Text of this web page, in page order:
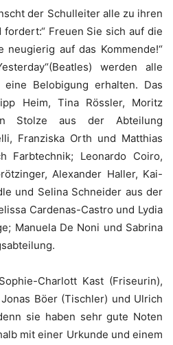
der Schulleiter alle zu ihren
Freuen Sie sich auf die
neugierig auf das Kommende!“
werden alle
Belobigung erhalten. Das
Heim, Tina Rössler, Moritz
Stolze aus der Abteilung
Franziska Orth und Matthias
Farbtechnik; Leonardo Coiro,
Alexander Haller, Kai-
und Selina Schneider aus der
Cardenas-Castro und Lydia
Manuela De Noni und Sabrina
Charlott Kast (Friseurin),
Böer (Tischler) und Ulrich
sie haben sehr gute Noten
mit einer Urkunde und einem